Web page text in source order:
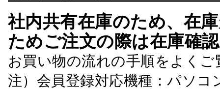
社内共有在庫のため、在
ためご注文の際は在庫確
お買い物の流れの手順をよくご
注）会員登録対応機種：パソ